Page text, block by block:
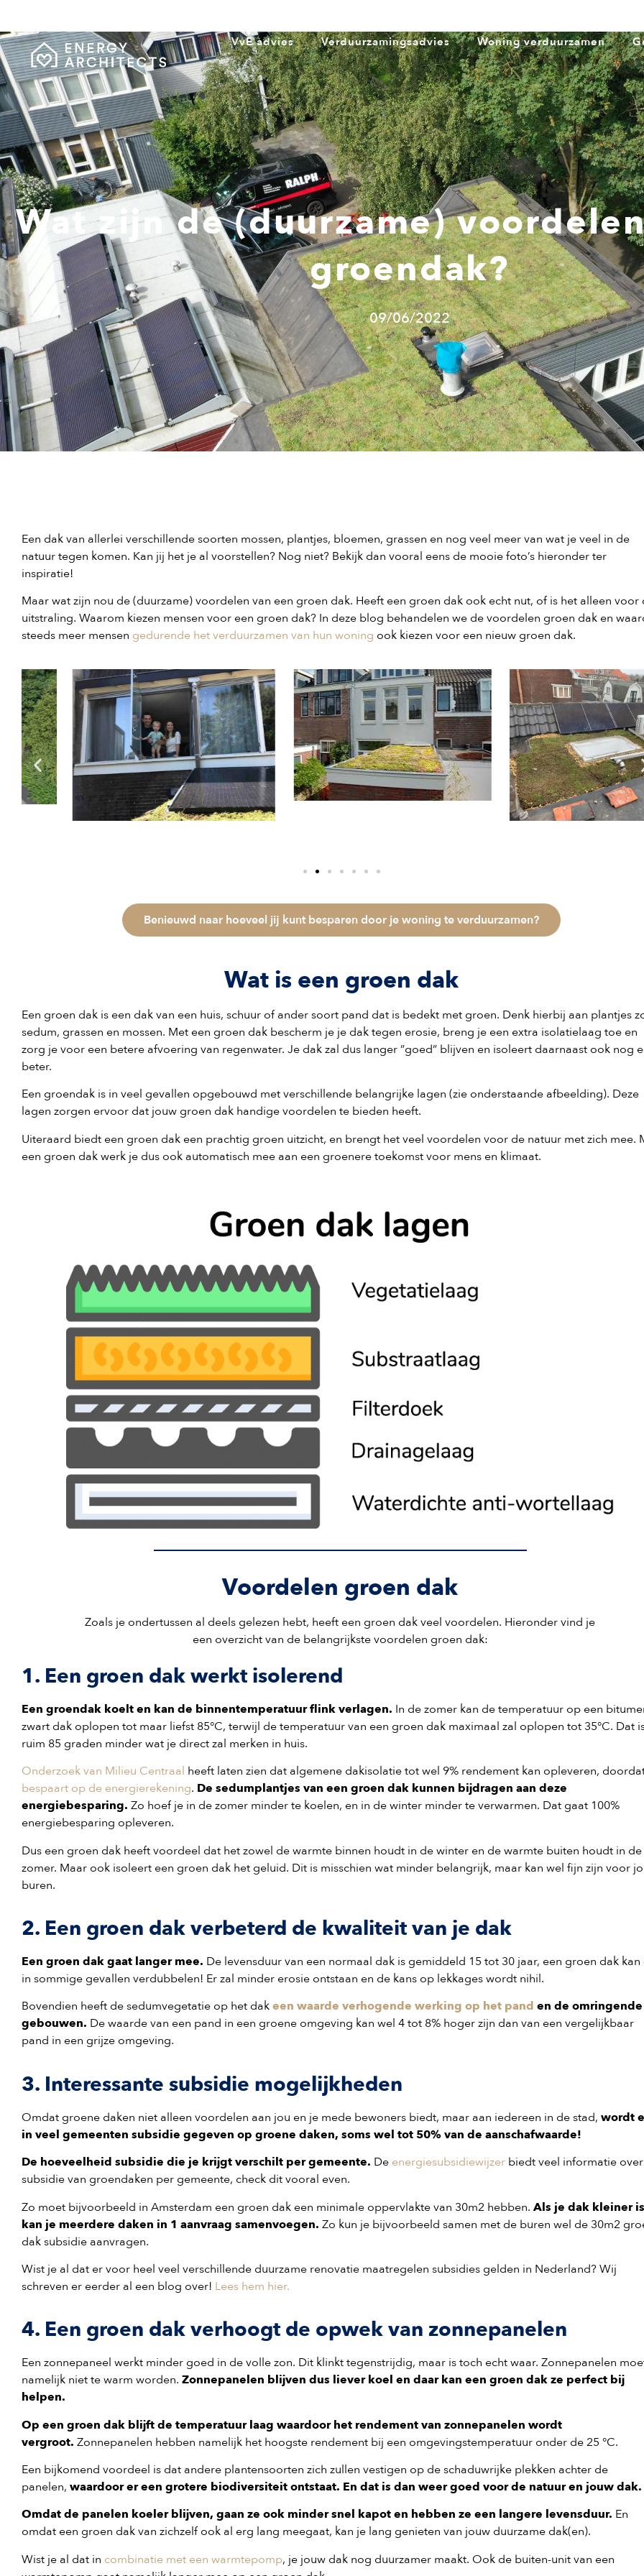
VvE advies Verduurzamingsadvies Woning verduurzamen
Wat zijn de (duurzame)
groendak?
09/06/2022
Een dak van allerlei verschillende soorten mossen, plantjes, bloemen, grassen en nog veel meer van wat je veel in de
natuur tegen komen. Kan jij het je al voorstellen? Nog niet? Bekijk dan vooral eens de mooie foto’s hieronder ter
inspiratie!
Maar wat zijn nou de (duurzame) voordelen van een groen dak. Heeft een groen dak ook echt nut, of is het alleen voor
uitstraling. Waarom kiezen mensen voor een groen dak? In deze blog behandelen we de voordelen groen dak en
steeds meer mensen gedurende het verduurzamen van hun woning ook kiezen voor een nieuw groen dak.
Benieuwd naar hoeveel jij kunt besparen door je woning te verduurzamen?
Wat is een groen dak
Een groen dak is een dak van een huis, schuur of ander soort pand dat is bedekt met groen. Denk hierbij aan plantjes
sedum, grassen en mossen. Met een groen dak bescherm je je dak tegen erosie, breng je een extra isolatielaag toe en
zorg je voor een betere afvoering van regenwater. Je dak zal dus langer ”goed” blijven en isoleert daarnaast ook nog
beter.
Een groendak is in veel gevallen opgebouwd met verschillende belangrijke lagen (zie onderstaande afbeelding). Deze
lagen zorgen ervoor dat jouw groen dak handige voordelen te bieden heeft.
Uiteraard biedt een groen dak een prachtig groen uitzicht, en brengt het veel voordelen voor de natuur met zich mee.
een groen dak werk je dus ook automatisch mee aan een groenere toekomst voor mens en klimaat.
Voordelen groen dak
Zoals je ondertussen al deels gelezen hebt, heeft een groen dak veel voordelen. Hieronder vind je
een overzicht van de belangrijkstevoordelen groen dak:
1. Een groen dak werkt isolerend
Een groendak koelt en kan de binnentemperatuur flink verlagen. In de zomer kan de temperatuur op een
zwart dak oplopen tot maar liefst 85°C, terwijl de temperatuur van een groen dak maximaal zal oplopen tot 35°C. Dat
ruim 85 graden minder wat je direct zal merken in huis.
Onderzoek van Milieu Centraal heeft laten zien dat algemene dakisolatie tot wel 9% rendement kan opleveren,
bespaart op de energierekening. De sedumplantjes van een groen dak kunnen bijdragen aan deze
energiebesparing. Zo hoef je in de zomer minder te koelen, en in de winter minder te verwarmen. Dat gaat 100%
energiebesparing opleveren.
Dus een groen dak heeft voordeel dat het zowel de warmte binnen houdt in de winter en de warmte buiten houdt in de
zomer. Maar ook isoleert een groen dak het geluid. Dit is misschien wat minder belangrijk, maar kan wel fijn zijn voor
buren.
2. Een groen dak verbeterd de kwaliteit van je dak
Een groen dak gaat langer mee. De levensduur van een normaal dak is gemiddeld 15 tot 30 jaar, een groen dak
in sommige gevallen verdubbelen! Er zal minder erosie ontstaan en de kans op lekkages wordt nihil.
Bovendien heeft de sedumvegetatie op het dakeen waarde verhogende werking op het pand en de omringende
gebouwen. De waarde van een pand in een groene omgeving kan wel 4 tot 8% hoger zijn dan van een vergelijkbaar
pand in een grijze omgeving.
3. Interessante subsidie mogelijkheden
Omdat groene daken niet alleen voordelen aan jou en je mede bewoners biedt, maar aan iedereen in de stad, wordt
in veel gemeenten subsidie gegeven op groene daken, soms wel tot 50% van de aanschafwaarde!
De hoeveelheid subsidie die je krijgt verschilt per gemeente. De energiesubsidiewijzer biedt veel informatie
subsidie van groendaken per gemeente, check dit vooral even.
Zo moet bijvoorbeeld in Amsterdam een groen dak een minimale oppervlakte van 30m2 hebben. Als je dak kleiner is
kan je meerdere daken in 1 aanvraag samenvoegen. Zo kun je bijvoorbeeld samen met de buren wel de 30m2
dak subsidie aanvragen.
Wist je al dat er voor heel veel verschillende duurzame renovatie maatregelen subsidies gelden in Nederland? Wij
schreven er eerder al een blog over! Lees hem hier.
4. Een groen dak verhoogt de opwek van zonnepanelen
Een zonnepaneel werkt minder goed in de volle zon. Dit klinkt tegenstrijdig, maar is toch echt waar. Zonnepanelen
namelijk niet te warm worden. Zonnepanelen blijven dus liever koel en daar kan een groen dak ze perfect bij
helpen.
Op een groen dak blijft de temperatuur laag waardoor het rendement van zonnepanelen wordt
vergroot. Zonnepanelen hebben namelijk het hoogste rendement bij een omgevingstemperatuur onder de 25 °C.
‍Een bijkomend voordeel is dat andere plantensoorten zich zullen vestigen op de schaduwrijke plekken achter de
panelen, waardoor er een grotere biodiversiteit ontstaat. En dat is dan weer goed voor de natuur en jouw dak.
Omdat de panelen koeler blijven, gaan ze ook minder snel kapot en hebben ze een langere levensduur. En
omdat een groen dak van zichzelf ook al erg lang meegaat, kan je lang genieten van jouw duurzame dak(en).
Wist je al dat in combinatie met een warmtepomp, je jouw dak nog duurzamer maakt. Ook de buiten-unit van een